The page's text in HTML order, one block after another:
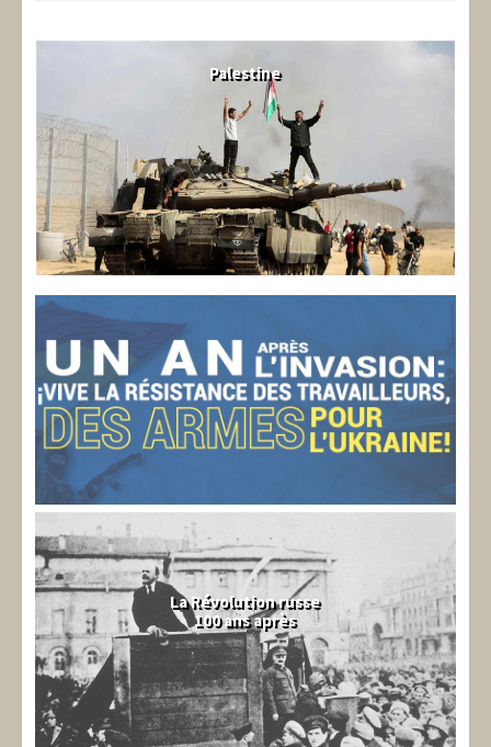
Palestine
La Révolution russe
100 ans après